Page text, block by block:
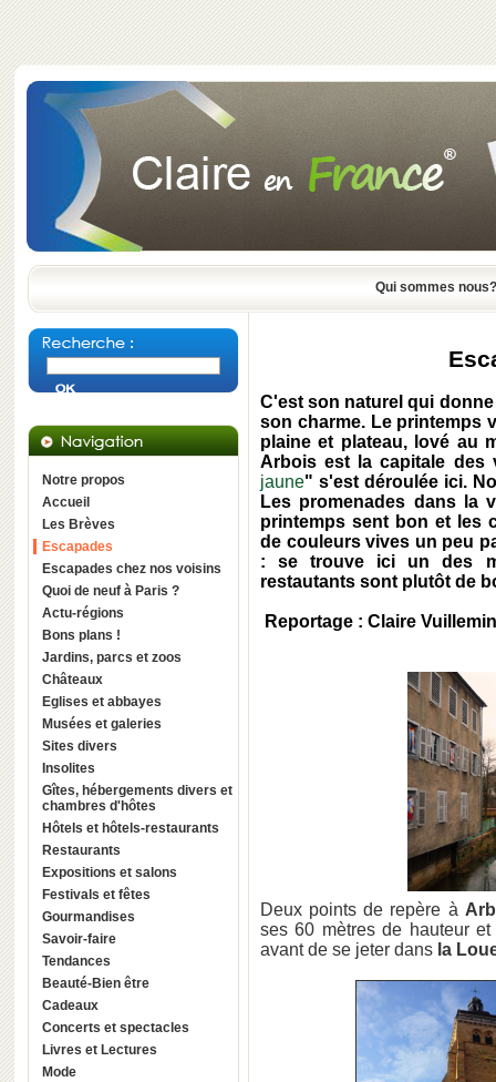
Qui sommes nous?
Notre propos
Accueil
Les Brèves
Escapades
Escapades chez nos voisins
Quoi de neuf à Paris ?
Actu-régions
Bons plans !
Jardins, parcs et zoos
Châteaux
Eglises et abbayes
Musées et galeries
Sites divers
Insolites
Gîtes, hébergements divers et
chambres d'hôtes
Hôtels et hôtels-restaurants
Restaurants
Expositions et salons
Festivals et fêtes
Gourmandises
Savoir-faire
Tendances
Beauté-Bien être
Cadeaux
Concerts et spectacles
Livres et Lectures
Mode
C'est son naturel qui
son charme. Le printemps
plaine et plateau, lové au
Arbois est la capitale des
jaune" s'est déroulée ici.
Les promenades dans la
printemps sent bon et les
de couleurs vives un peu
: se trouve ici un des
restautants sont plutôt de
Reportage : Claire
Deux points de repère à
ses 60 mètres de hauteur
avant de se jeter dans la